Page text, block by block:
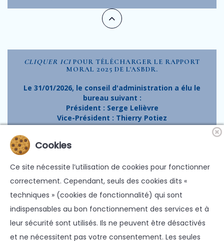
CLIQUER ICI POUR TÉLÉCHARGER LE RAPPORT
MORAL 2025 DE L'ASBDR.
Le 31/01/2026, le conseil d'administration a élu le
bureau suivant :
Président : Serge Lelièvre
Vice-Président : Thierry Potiez
Trésorière : Maryse Vaillant
Secrétaire : Serge Lelièvre
Claude Trinquand devient conseiller de Serge
Lelièvre.
L'ASBDR remercie Claude Trinquand pour son action
en tant que Président de l'association le menant à
fouilles de 2023 et 2025, ainsi que pour les autres
actions exercées durant son mandat.
Cookies
Ce site nécessite l’utilisation de cookies pour fonctionner
correctement. Cependant, seuls des cookies dits «
techniques » (cookies de fonctionnalité) qui sont
indispensables au bon fonctionnement des services et à
leur sécurité sont utilisés. Ils ne peuvent être désactivés
et ne nécessitent pas votre consentement. Les seules